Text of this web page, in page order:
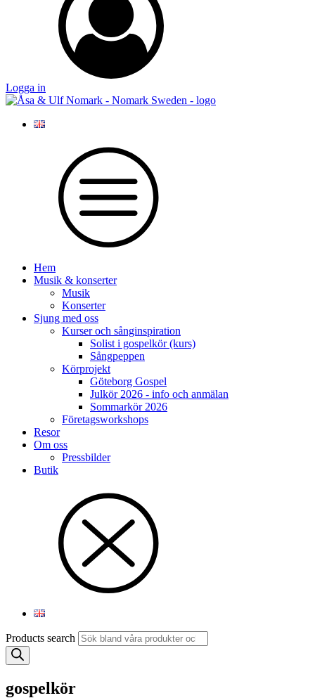
Logga in
Hem
Musik & konserter
Musik
Konserter
Sjung med oss
Kurser och sånginspiration
Solist i gospelkör (kurs)
Sångpeppen
Körprojekt
Göteborg Gospel
Julkör 2026 - info och anmälan
Sommarkör 2026
Företagsworkshops
Resor
Om oss
Pressbilder
Butik
Products search
gospelkör